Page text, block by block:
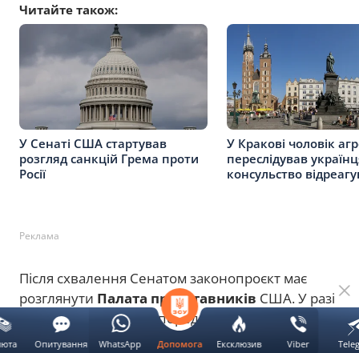
Читайте також:
У Сенаті США стартував
розгляд санкцій Грема проти
Росії
У Кракові чоловік
переслідував
консульство
Реклама
Після схвалення Сенатом законопроєкт має
розглянути Палата представників США. У разі
підтримки документ передадуть на підпис
президенту США Дональду Трампу, після чого
Допомога Ексклюзив Viber
Опитування WhatsApp